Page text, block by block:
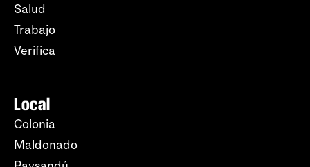
Salud
Trabajo
Verifica
Local
Colonia
Maldonado